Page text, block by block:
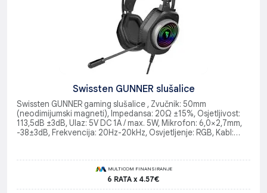
Swissten GUNNER slušalice
Swissten GUNNER gaming slušalice , Zvučnik: 50mm
(neodimijumski magneti), Impedansa: 20Ω ±15%, Osjetljivost:
113,5dB ±3dB, Ulaz: 5V DC 1A / max. 5W, Mikrofon: 6,0×2,7mm,
-38±3dB, Frekvencija: 20Hz-20kHz, Osvjetljenje: RGB, Kabl:
MULTICOM FINANSIRANJE
6 RATA x 4.57€